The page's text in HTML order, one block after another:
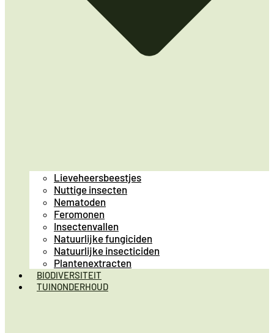
Lieveheersbeestjes
Nuttige insecten
Nematoden
Feromonen
Insectenvallen
Natuurlijke fungiciden
Natuurlijke insecticiden
Plantenextracten
BIODIVERSITEIT
TUINONDERHOUD